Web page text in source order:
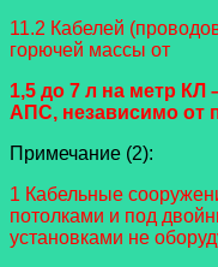
11.2 Кабелей
горючей массы от
1,5 до 7 л на метр КЛ
АПС, независимо от
Примечание (2):
1 Кабельные
потолками и под
установками не